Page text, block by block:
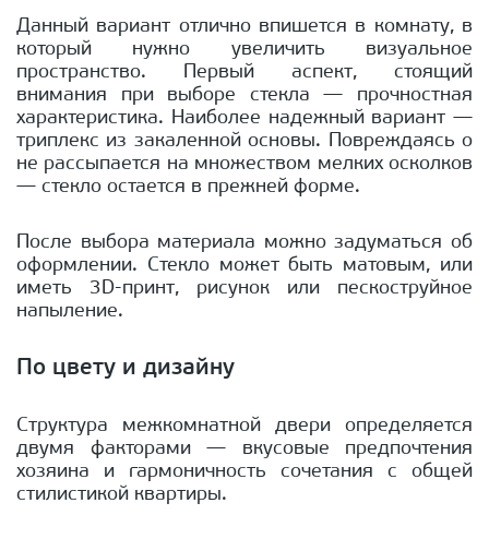
Данный вариант отлично впишется в комнату, в
который нужно увеличить визуальное
пространство. Первый аспект, стоящий
внимания при выборе стекла — прочностная
характеристика. Наиболее надежный вариант —
триплекс из закаленной основы. Повреждаясь о
не рассыпается на множеством мелких осколков
— стекло остается в прежней форме.
После выбора материала можно задуматься об
оформлении. Стекло может быть матовым, или
иметь 3D-принт, рисунок или пескоструйное
напыление.
По цвету и дизайну
Структура межкомнатной двери определяется
двумя факторами — вкусовые предпочтения
хозяина и гармоничность сочетания с общей
стилистикой квартиры.